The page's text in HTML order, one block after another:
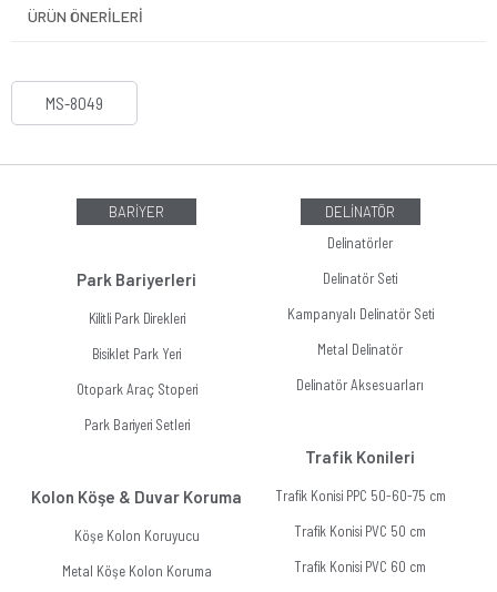
ÜRÜN ÖNERILERI
MS-8049
BARİYER
Park Bariyerleri
Kilitli Park Direkleri
Bisiklet Park Yeri
Otopark Araç Stoperi
Park Bariyeri Setleri
Kolon Köşe & Duvar Koruma
Köşe Kolon Koruyucu
Metal Köşe Kolon Koruma
DELİNATÖR
Delinatörler
Delinatör Seti
Kampanyalı Delinatör Seti
Metal Delinatör
Delinatör Aksesuarları
Trafik Konileri
Trafik Konisi PPC 50-60-75 cm
Trafik Konisi PVC 50 cm
Trafik Konisi PVC 60 cm